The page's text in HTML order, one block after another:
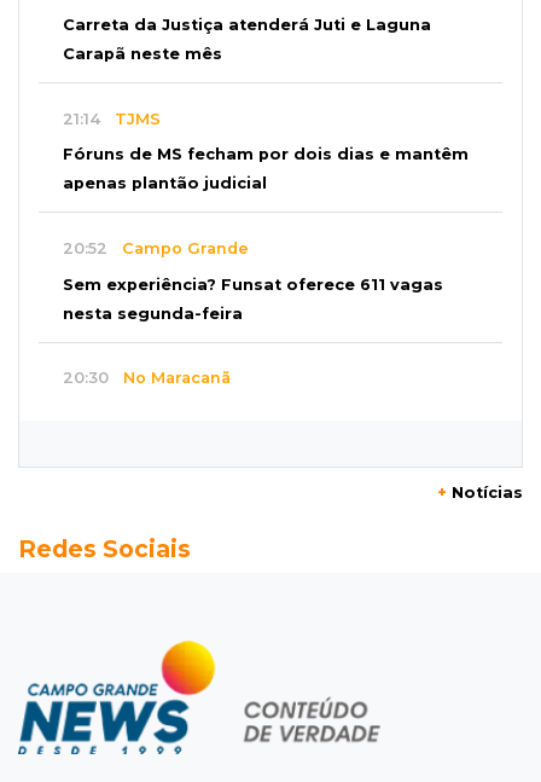
Carreta da Justiça atenderá Juti e Laguna
Carapã neste mês
21:14 TJMS
Fóruns de MS fecham por dois dias e mantêm
apenas plantão judicial
20:52 Campo Grande
Sem experiência? Funsat oferece 611 vagas
nesta segunda-feira
20:30 No Maracanã
Seleções em MS têm salários de até R$ 8,2 mil;
Jardim Itatiaia
Vigia é amarrado durante roubo de carro e
dois caminhões em pátio
+ Notícias
Redes Sociais